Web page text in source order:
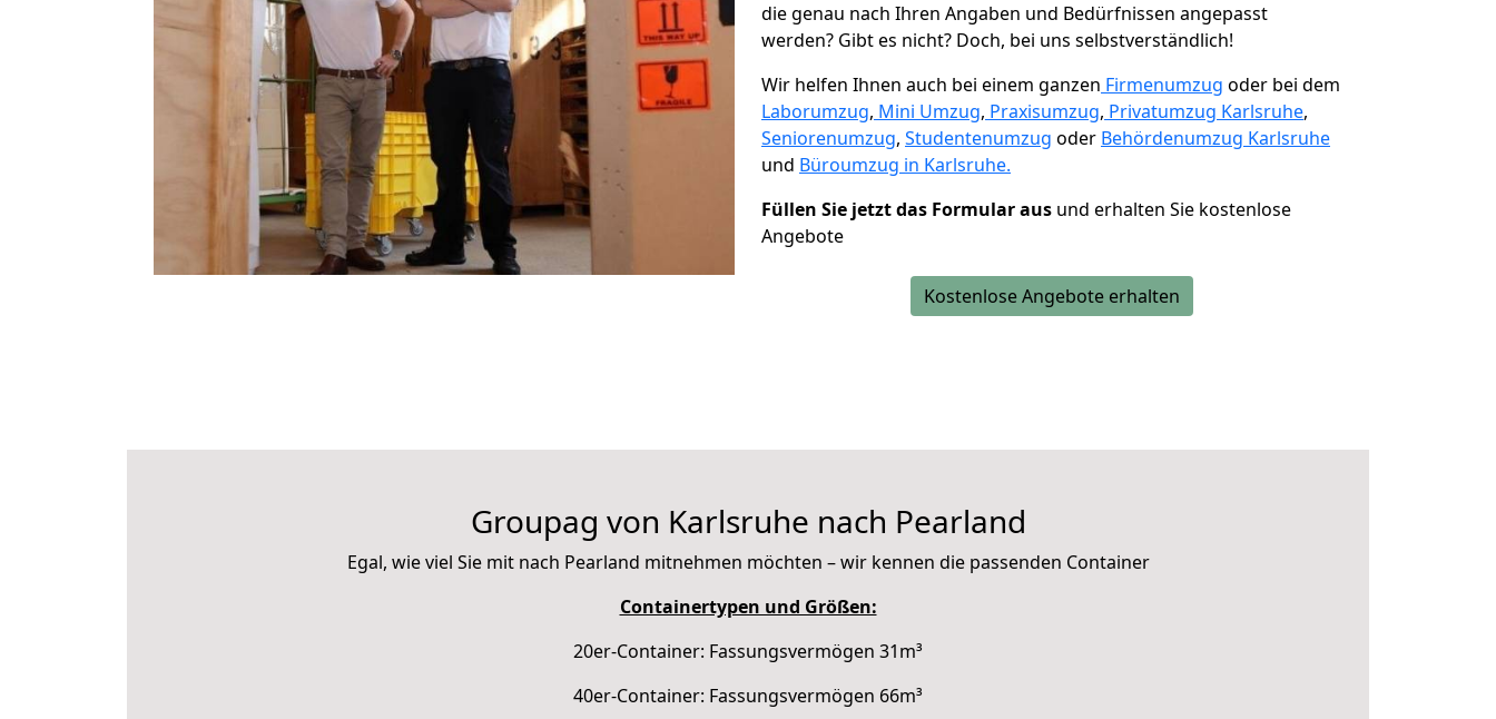
die genau nach Ihren Angaben und Bedürfnissen angepasst
werden? Gibt es nicht? Doch, bei uns selbstverständlich!
Wir helfen Ihnen auch bei einem ganzen Firmenumzug oder bei dem
Laborumzug, Mini Umzug, Praxisumzug, Privatumzug Karlsruhe,
Seniorenumzug, Studentenumzug oder Behördenumzug Karlsruhe
und Büroumzug in Karlsruhe.
Füllen Sie jetzt das Formular aus und erhalten Sie kostenlose
Angebote
Kostenlose Angebote erhalten
Groupag von Karlsruhe nach Pearland
Egal, wie viel Sie mit nach Pearland mitnehmen möchten – wir kennen die passenden Container
Containertypen und Größen:
20er-Container: Fassungsvermögen 31m³
40er-Container: Fassungsvermögen 66m³